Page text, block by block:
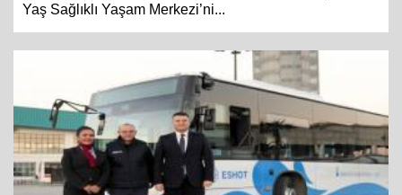
Yaş Sağlıklı Yaşam Merkezi’ni...